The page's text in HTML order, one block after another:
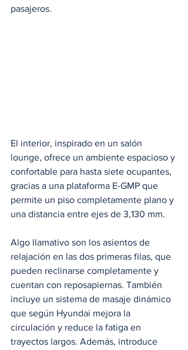
pasajeros.
El interior, inspirado en un salón
lounge, ofrece un ambiente espacioso y
confortable para hasta siete ocupantes,
gracias a una plataforma E-GMP que
permite un piso completamente plano y
una distancia entre ejes de 3,130 mm.
Algo llamativo son los asientos de
relajación en las dos primeras filas, que
pueden reclinarse completamente y
cuentan con reposapiernas. También
incluye un sistema de masaje dinámico
que según Hyundai mejora la
circulación y reduce la fatiga en
trayectos largos. Además, introduce